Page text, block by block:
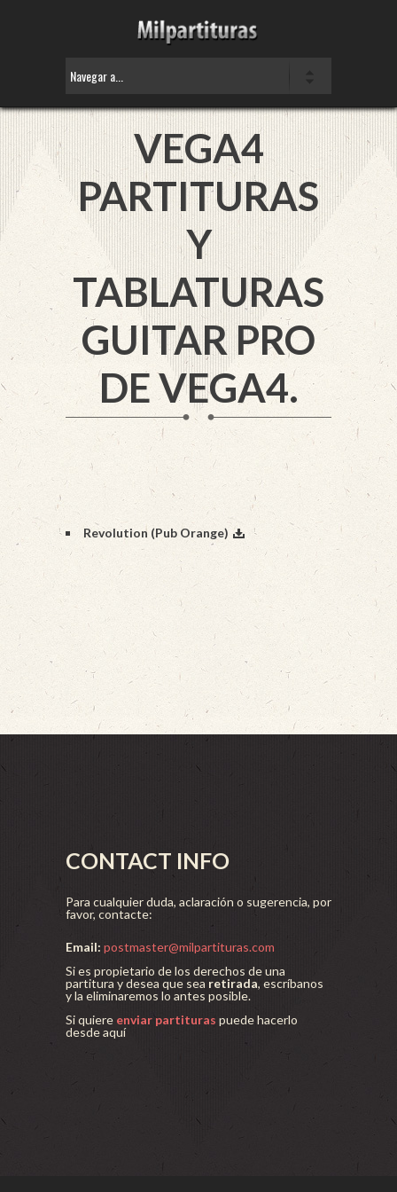
VEGA4
PARTITURAS
Y
TABLATURAS
GUITAR PRO
DE VEGA4.
Revolution (Pub Orange)
CONTACT INFO
Para cualquier duda, aclaración o sugerencia, por
favor, contacte:
Email: postmaster@milpartituras.com
Si es propietario de los derechos de una
partitura y desea que sea retirada, escríbanos
y la eliminaremos lo antes posible.
Si quiere enviar partituras puede hacerlo
desde aquí